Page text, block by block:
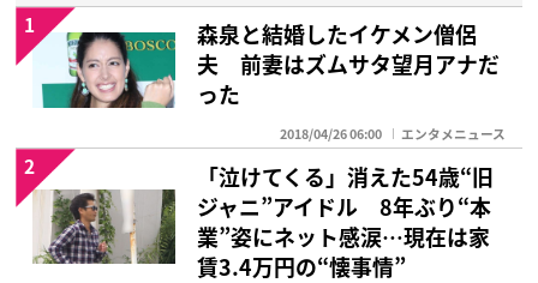
森泉と結婚したイケメン僧侶
夫 前妻はズムサタ望月アナだ
った
2018/04/26 06:00 エンタメニュース
1
「泣けてくる」消えた54歳“旧
ジャニ”アイドル 8年ぶり“本
業”姿にネット感涙…現在は家
賃3.4万円の“懐事情”
2